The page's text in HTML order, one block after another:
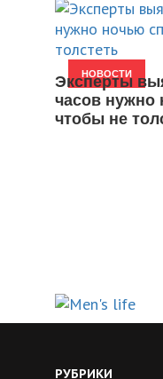
НОВОСТИ
Эксперты
часов нужно
чтобы не
РУБРИКИ